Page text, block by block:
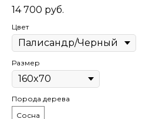
14 700 руб.
Цвет
Размер
Порода дерева
Сосна